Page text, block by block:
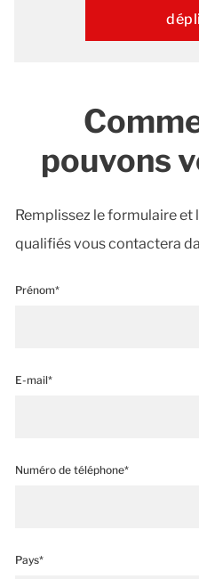
pouvons
Remplissez le formulaire et
qualifiés vous contactera
Prénom*
E-mail*
Numéro de téléphone*
Pays*